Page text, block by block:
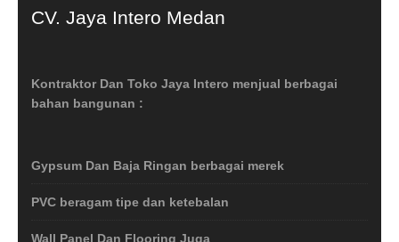
CV. Jaya Intero Medan
Kontraktor Dan Toko Jaya Intero menjual berbagai
bahan bangunan :
Gypsum Dan Baja Ringan berbagai merek
PVC beragam tipe dan ketebalan
Wall Panel Dan Flooring Juga